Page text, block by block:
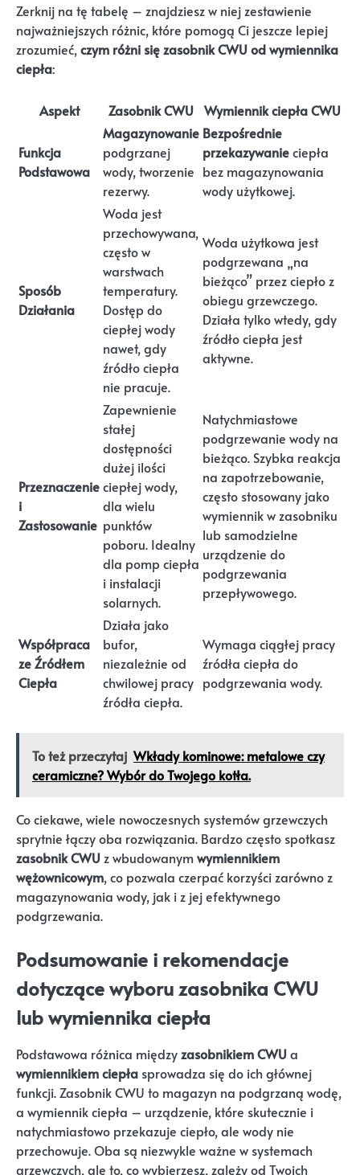
Zerknij na tę tabelę – znajdziesz w niej zestawienie
najważniejszych różnic, które pomogą Ci jeszcze lepiej
zrozumieć,czym różni się zasobnik CWU od wymiennika
ciepła:
Aspekt Zasobnik CWU Wymiennik ciepła CWU
Funkcja
Podstawowa
Magazynowanie
podgrzanej
wody, tworzenie
rezerwy.
Bezpośrednie
przekazywanieciepła
bez magazynowania
wody użytkowej.
Sposób
Działania
Woda jest
przechowywana,
często w
warstwach
temperatury.
Dostęp do
ciepłej wody
nawet, gdy
źródło ciepła
nie pracuje.
Woda użytkowa jest
podgrzewana „na
bieżąco” przez ciepło z
obiegu grzewczego.
Działa tylko wtedy, gdy
źródło ciepła jest
aktywne.
Przeznaczenie
i
Zastosowanie
Zapewnienie
stałej
dostępności
dużej ilości
ciepłej wody,
dla wielu
punktów
poboru. Idealny
dla pomp ciepła
i instalacji
solarnych.
Natychmiastowe
podgrzewanie wody na
bieżąco. Szybka reakcja
na zapotrzebowanie,
często stosowany jako
wymiennik w zasobniku
lub samodzielne
urządzenie do
podgrzewania
przepływowego.
Współpraca
ze Źródłem
Ciepła
Działa jako
bufor,
niezależnie od
chwilowej pracy
źródła ciepła.
Wymaga ciągłej pracy
źródła ciepła do
podgrzewania wody.
To też przeczytaj Wkłady kominowe: metalowe czy
ceramiczne? Wybór do Twojego kotła.
Co ciekawe, wiele nowoczesnych systemów grzewczych
sprytnie łączy oba rozwiązania. Bardzo często spotkasz
zasobnik CWUz wbudowanymwymiennikiem
wężownicowym, co pozwala czerpać korzyści zarówno z
magazynowania wody, jak i z jej efektywnego
podgrzewania.
Podsumowanie i rekomendacje
dotyczące wyboru zasobnika CWU
lub wymiennika ciepła
Podstawowa różnica międzyzasobnikiem CWUa
wymiennikiem ciepła sprowadza się do ich głównej
funkcji. Zasobnik CWU to magazyn na podgrzaną wodę,
a wymiennik ciepła – urządzenie, które skutecznie i
natychmiastowo przekazuje ciepło, ale wody nie
przechowuje. Oba są niezwykle ważne w systemach
grzewczych, ale to, co wybierzesz, zależy od Twoich